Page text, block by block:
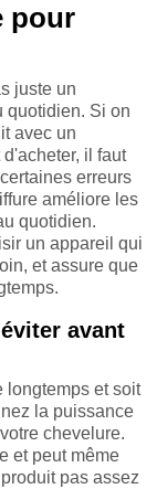
pour
juste un
quotidien. Si on
avec un
il faut
erreurs
améliore les
quotidien.
un appareil qui
et assure que
avant
longtemps et soit
la puissance
chevelure.
et peut même
pas assez